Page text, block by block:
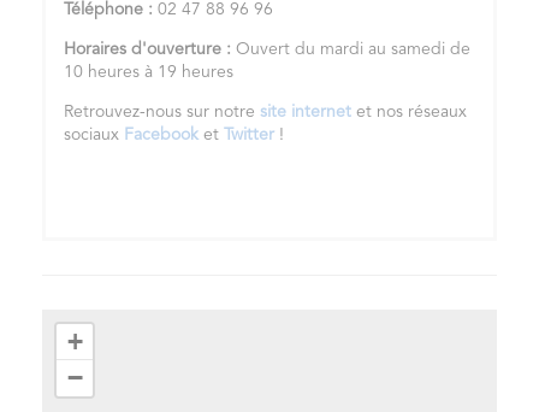
Téléphone : 02 47 88 96 96
Horaires d'ouverture : Ouvert du mardi au samedi de
10 heures à 19 heures
Retrouvez-nous sur notre site internet et nos réseaux
sociaux Facebook et Twitter !
+
−